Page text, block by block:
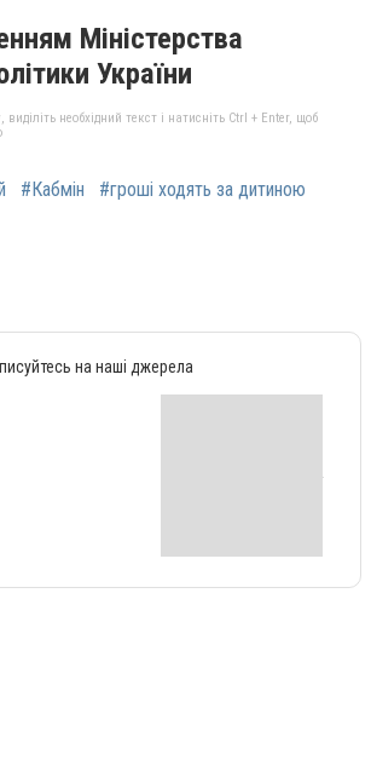
Міністерства
України
необхідний текст і натисніть Ctrl + Enter, щоб
#Кабмін
#гроші ходять за дитиною
на наші джерела